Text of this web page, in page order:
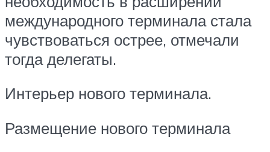
международного терминала стала
чувствоваться острее, отмечали
тогда делегаты.
Интерьер нового терминала.
Размещение нового терминала